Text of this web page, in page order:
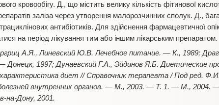
кровообігу. Д., що містить велику кількість фітинової
заліза через утворення малорозчинних сполук. Д.,
антибіотиків. Для здійснення фармацевтичної
на період лікування тим або іншим лікарським препаратом.
А.Я., Линевский Ю.В. Лечебное питание. — К., 1989;
Донецк, 1997; Дунаевский Г.А., Эйдинов Я.Б. Диетические
диет // Справочник терапевта / Под ред.
внутренних органов. — М., 2003. — Т. 1. — М., 2004.
на-Дону, 2001.